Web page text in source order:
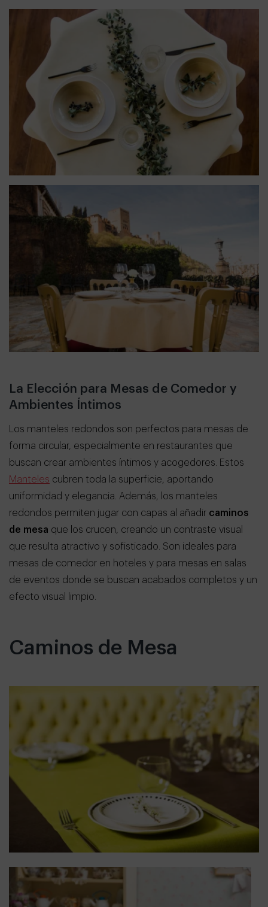
La Elección para Mesas de Comedor y
Ambientes Íntimos
Los manteles redondos son perfectos para mesas de
forma circular, especialmente en restaurantes que
buscan crear ambientes íntimos y acogedores. Estos
Manteles cubren toda la superficie, aportando
uniformidad y elegancia. Además, los manteles
redondos permiten jugar con capas al añadir caminos
de mesa que los crucen, creando un contraste visual
que resulta atractivo y sofisticado. Son ideales para
mesas de comedor en hoteles y para mesas en salas
de eventos donde se buscan acabados completos y un
efecto visual limpio.
Caminos de Mesa